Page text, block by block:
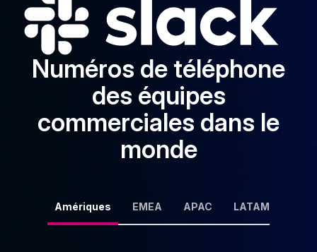
Numéros de téléphone
des équipes
commerciales dans le
monde
Amériques EMEA APAC LATAM